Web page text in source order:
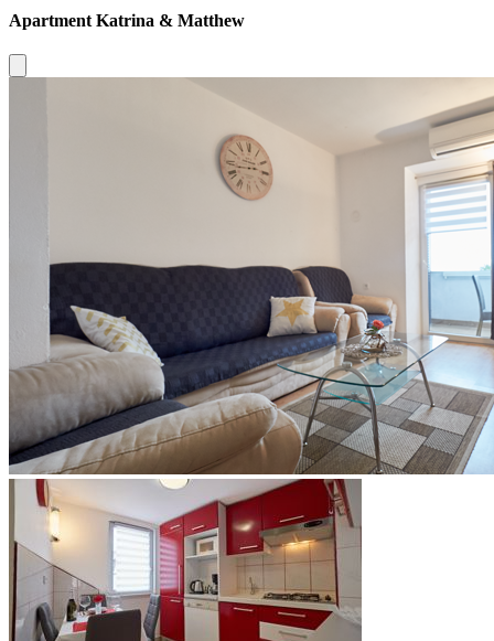
Apartment Katrina & Matthew
Close modal